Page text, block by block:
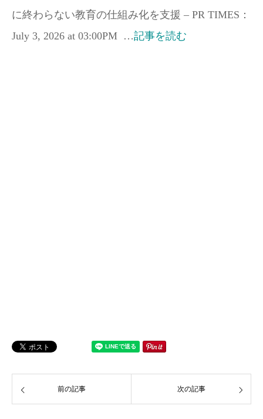
に終わらない教育の仕組み化を支援 – PR TIMES：
July 3, 2026 at 03:00PM …記事を読む
前の記事 次の記事